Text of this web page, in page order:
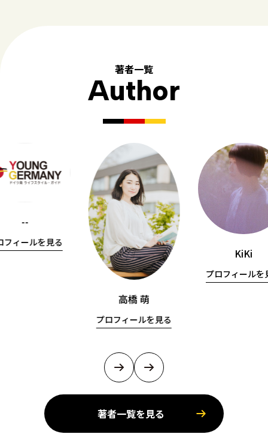
著者一覧
Author
--
フィールを見る
高橋 萌
プロフィールを見る
KiKi
プロフィールを
著者一覧を見る